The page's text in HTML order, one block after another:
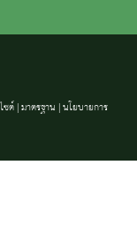
ซต์|มาตรฐาน |นโยบายการ